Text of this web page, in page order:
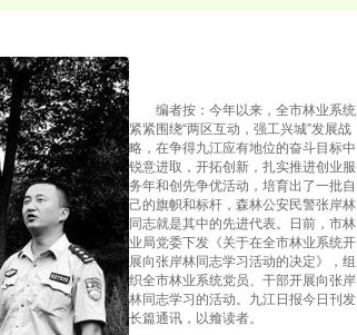
编者按：今年以来，全市林业系统
紧紧围绕“两区互动，强工兴城”发展战
略，在争得九江应有地位的奋斗目标中
锐意进取，开拓创新，扎实推进创业服
务年和创先争优活动，培育出了一批自
己的旗帜和标杆，森林公安民警张岸林
同志就是其中的先进代表。日前，市林
业局党委下发《关于在全市林业系统开
展向张岸林同志学习活动的决定》，组
织全市林业系统党员、干部开展向张岸
林同志学习的活动。九江日报今日刊发
长篇通讯，以飨读者。